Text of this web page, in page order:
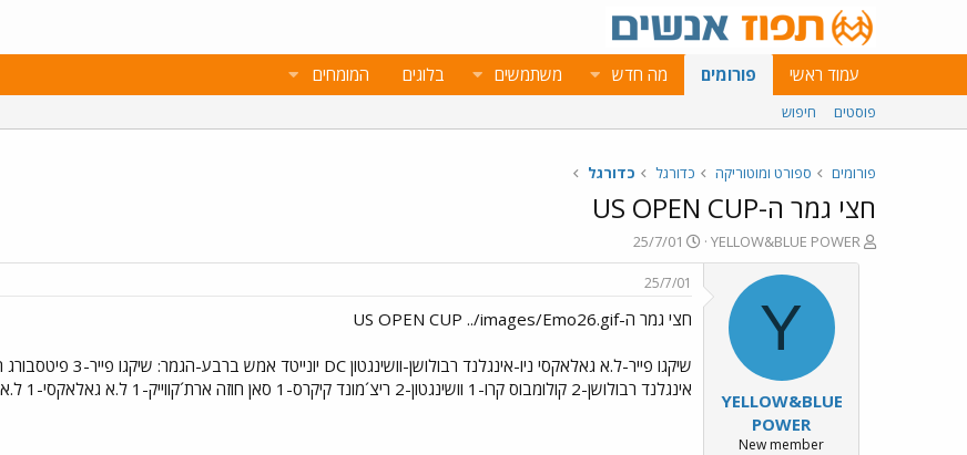
עמוד ראשי פורומים מה חדש משתמשים בלוגים המומחים
פוסטים חיפוש
פורומים ספורט ומוטוריקה כדורגל כדורגל
חצי גמר ה-US OPEN CUP
פ
ו
YELLOW&BLUE POWER
פ
ו
ר
ם
ת
א
ר
25/7/01
Y
YELLOW&BLUE
POWER
New member
25/7/01
חצי גמר ה-US OPEN CUP ../images/Emo26.gif
אינגלנד רבולושן-2 קולומבוס קרו-1 וושינגטון-2 ריצ´מונד קיקרס-1 סאן חוזה ארת´קווייק-1 ל.א גאלאקסי-1 ל.א ניצחה בפנדלים